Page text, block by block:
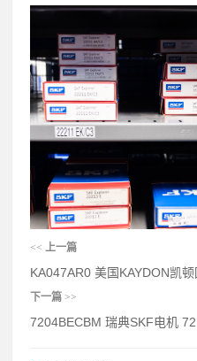
<< 上一篇
KA047AR0 美国KAYDON凯
下一篇 >>
7204BECBM 瑞典SKF电机